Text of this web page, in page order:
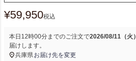
¥59,950税込
本日 12時00分までのご注文で2026/08/11（火）
届けします。
兵庫県お届け先を変更